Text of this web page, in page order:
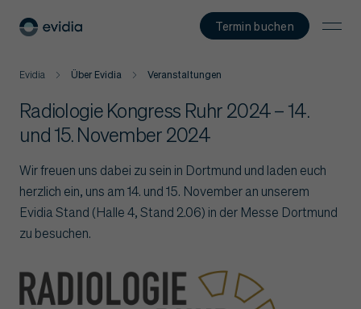
Termin buchen
Evidia Über Evidia Veranstaltungen
Radiologie Kongress Ruhr 2024 – 14.
und 15. November 2024
Wir freuen uns dabei zu sein in Dortmund und laden euch
herzlich ein, uns am 14. und 15. November an unserem
Evidia Stand (Halle 4, Stand 2.06) in der Messe Dortmund
zu besuchen.